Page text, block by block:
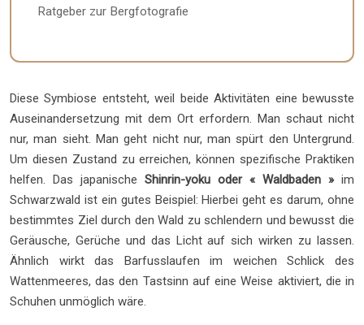
Ratgeber zur Bergfotografie
Diese Symbiose entsteht, weil beide Aktivitäten eine bewusste
Auseinandersetzung mit dem Ort erfordern. Man schaut nicht
nur, man sieht. Man geht nicht nur, man spürt den Untergrund.
Um diesen Zustand zu erreichen, können spezifische Praktiken
helfen. Das japanische Shinrin-yoku oder « Waldbaden »im
Schwarzwald ist ein gutes Beispiel: Hierbei geht es darum, ohne
bestimmtes Ziel durch den Wald zu schlendern und bewusst die
Geräusche, Gerüche und das Licht auf sich wirken zu lassen.
Ähnlich wirkt das Barfusslaufen im weichen Schlick des
Wattenmeeres, das den Tastsinn auf eine Weise aktiviert, die in
Schuhen unmöglich wäre.